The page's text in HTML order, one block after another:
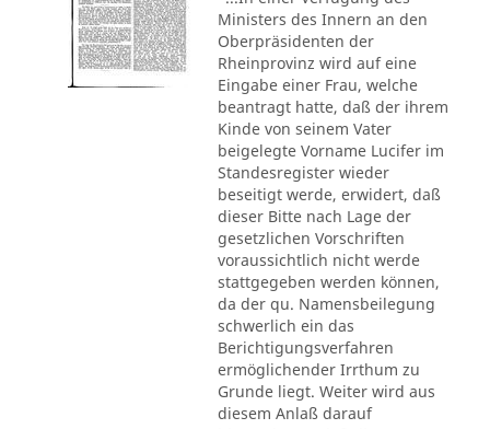
Ministers des Innern an den
Oberpräsidenten der
Rheinprovinz wird auf eine
Eingabe einer Frau, welche
beantragt hatte, daß der ihrem
Kinde von seinem Vater
beigelegte Vorname Lucifer im
Standesregister wieder
beseitigt werde, erwidert, daß
dieser Bitte nach Lage der
gesetzlichen Vorschriften
voraussichtlich nicht werde
stattgegeben werden können,
da der qu. Namensbeilegung
schwerlich ein das
Berichtigungsverfahren
ermöglichender Irrthum zu
Grunde liegt. Weiter wird aus
diesem Anlaß darauf